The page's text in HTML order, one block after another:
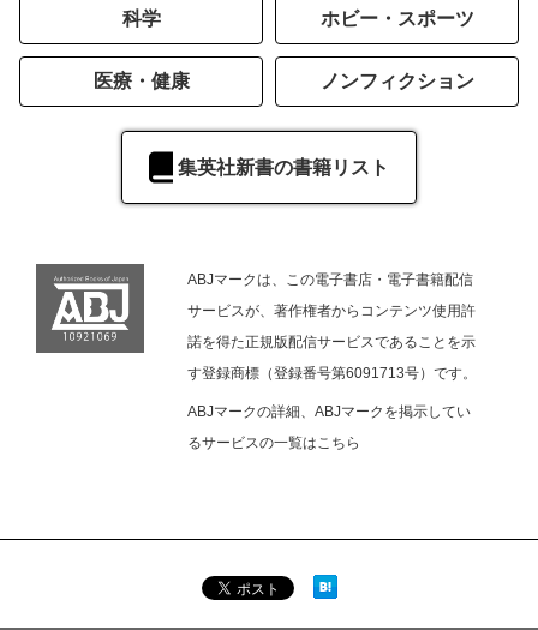
科学 ホビー・スポーツ
医療・健康 ノンフィクション
集英社新書の書籍リスト
ABJマークは、この電子書店・電子書籍配信
サービスが、著作権者からコンテンツ使用許
諾を得た正規版配信サービスであることを示
す登録商標（登録番号第6091713号）です。
ABJマークの詳細、ABJマークを掲示してい
るサービスの一覧はこちら